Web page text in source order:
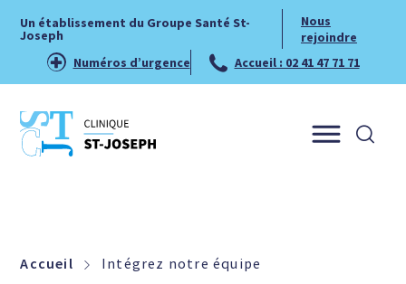
Un établissement du Groupe Santé St-
Joseph
Nous
rejoindre
Numéros d’urgence
Accueil : 02 41 47 71 71
Accueil Intégrez notre équipe